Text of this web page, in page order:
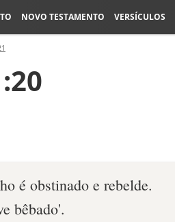
NOVO TESTAMENTO VERSÍCULOS
é obstinado e rebelde.
bêbado'.